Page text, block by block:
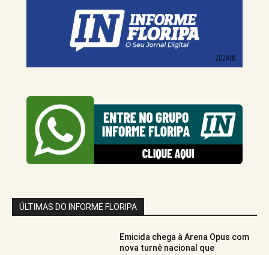
ÚLTIMAS DO INFORME FLORIPA
Emicida chega à Arena Opus com
nova turnê nacional que